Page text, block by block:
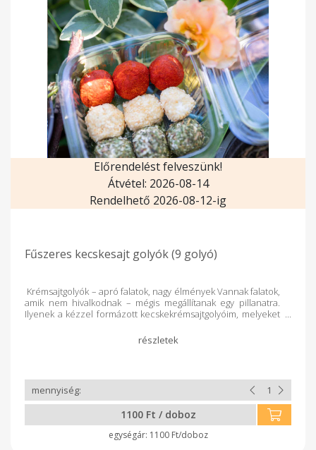
Előrendelést felveszünk!
Átvétel: 2026-08-14
Rendelhető 2026-08-12-ig
Fűszeres kecskesajt golyók (9 golyó)
Krémsajtgolyók – apró falatok, nagy élmények Vannak falatok,
amik nem hivalkodnak – mégis megállítanak egy pillanatra.
Ilyenek a kézzel formázott kecskekrémsajtgolyóim, melyeket
meghempergetek különféle ízekben: - chiliben, -
metélőhagymában, - fehér és fekete szezámmagban, - vagy
krémsajt krémességét, a fűszerek lendületét, és azt, hogy ez
bizony nem a boltból való. Tökéletesek vendégvárónak,
saláta mellé, borkorcsolyának – vagy csak úgy, mert jólesik. És
a legjobb? Hűtve pár napig elállnak, így bármikor előkaphatsz
egy-egy golyócskát, ha valami különlegesre vágysz.
1100 Ft / doboz
1100 Ft/doboz